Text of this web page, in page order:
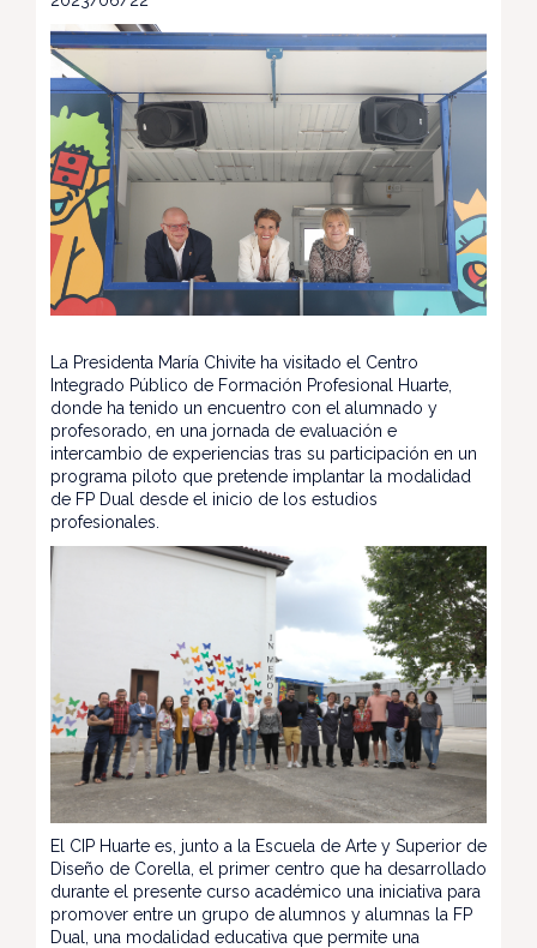
La Presidenta María Chivite ha visitado el Centro
Integrado Público de Formación Profesional Huarte,
donde ha tenido un encuentro con el alumnado y
profesorado, en una jornada de evaluación e
intercambio de experiencias tras su participación en un
programa piloto que pretende implantar la modalidad
de FP Dual desde el inicio de los estudios
profesionales.
El CIP Huarte es, junto a la Escuela de Arte y Superior de
Diseño de Corella, el primer centro que ha desarrollado
durante el presente curso académico una iniciativa para
promover entre un grupo de alumnos y alumnas la FP
Dual, una modalidad educativa que permite una